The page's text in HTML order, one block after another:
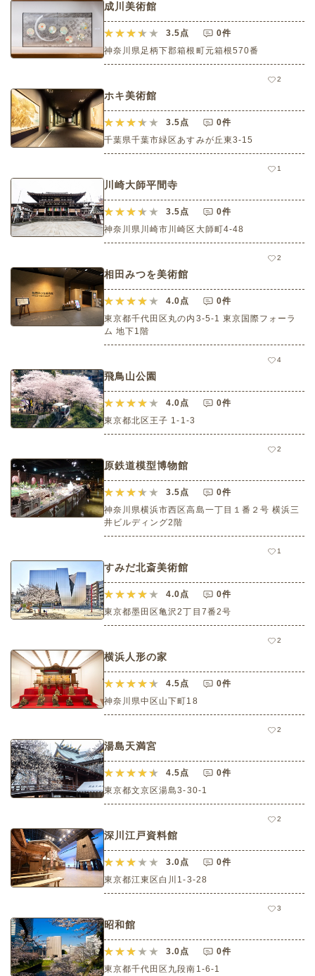
成川美術館
3.5点
0件
神奈川県足柄下郡箱根町元箱根570番
2
ホキ美術館
3.5点
0件
千葉県千葉市緑区あすみが丘東3-15
1
川崎大師平間寺
3.5点
0件
神奈川県川崎市川崎区大師町4-48
2
相田みつを美術館
4.0点
0件
東京都千代田区丸の内3-5-1 東京国際フォーラ
ム 地下1階
4
飛鳥山公園
4.0点
0件
東京都北区王子 1-1-3
2
原鉄道模型博物館
3.5点
0件
神奈川県横浜市西区高島一丁目１番２号 横浜三
井ビルディング2階
1
すみだ北斎美術館
4.0点
0件
東京都墨田区亀沢2丁目7番2号
2
横浜人形の家
4.5点
0件
神奈川県中区山下町18
2
湯島天満宮
4.5点
0件
東京都文京区湯島3-30-1
2
深川江戸資料館
3.0点
0件
東京都江東区白川1-3-28
3
昭和館
3.0点
0件
東京都千代田区九段南1-6-1